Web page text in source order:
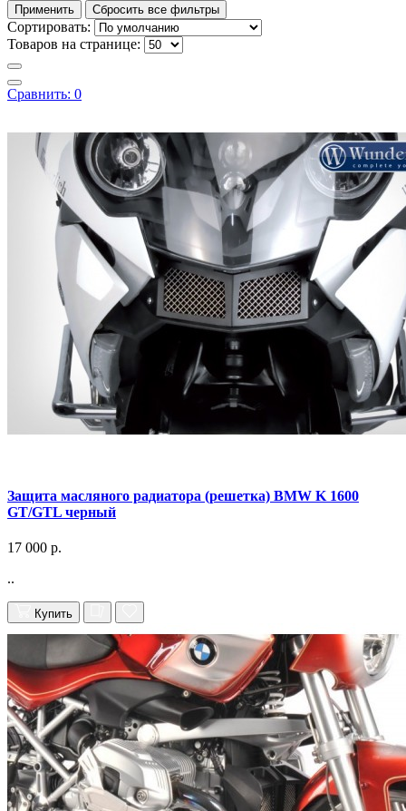
Сортировать:
Товаров на странице:
Сравнить: 0
Защита масляного радиатора (решетка) BMW K 1600
GT/GTL черный
17 000 р.
..
Купить